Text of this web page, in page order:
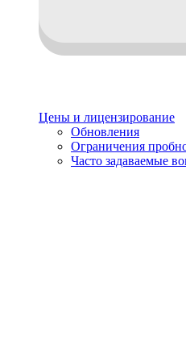
Цены и лицензирование
Обновления
Ограничения
Часто задаваемые